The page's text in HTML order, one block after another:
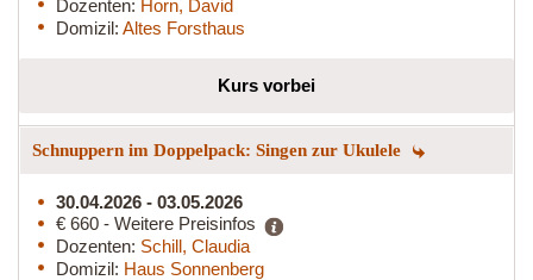
Dozenten: Horn, David
Domizil: Altes Forsthaus
Kurs vorbei
Schnuppern im Doppelpack: Singen zur Ukulele
30.04.2026 - 03.05.2026
€ 660 - Weitere Preisinfos
Dozenten: Schill, Claudia
Domizil: Haus Sonnenberg